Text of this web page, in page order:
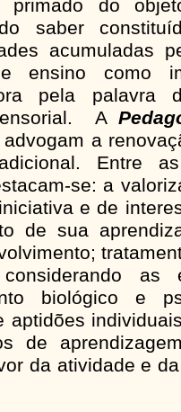
do objeto
saber
acumuladas
ensino como
pela palavra
A
a
Entre
se: a
e de
de sua
considerando as
biológico e
aptidões
de
da atividade e